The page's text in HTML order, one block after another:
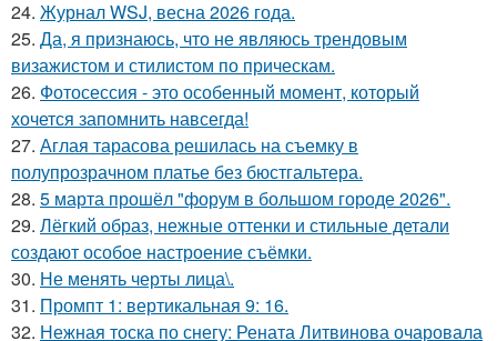
24. Журнал WSJ, весна 2026 года.
25. Да, я признаюсь, что не являюсь трендовым
визажистом и стилистом по прическам.
26. Фотосессия - это особенный момент, который
хочется запомнить навсегда!
27. Аглая тарасова решилась на съемку в
полупрозрачном платье без бюстгальтера.
28. 5 марта прошёл "форум в большом городе 2026".
29. Лёгкий образ, нежные оттенки и стильные детали
создают особое настроение съёмки.
30. Не менять черты лица\.
31. Промпт 1: вертикальная 9: 16.
32. Нежная тоска по снегу: Рената Литвинова очаровала